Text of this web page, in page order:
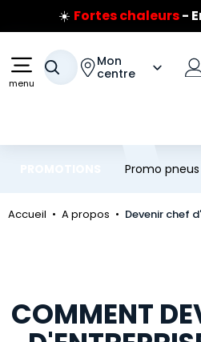
Aller au contenu principal
Aller à la navigation
☀️ Fortes chaleurs-
Prix coûtant
🔥
Jusqu'à 120€ remboursés
menu
Votre recherche
Mon
centre
Promo pneus
Accueil A propos Devenir chef
COMMENT